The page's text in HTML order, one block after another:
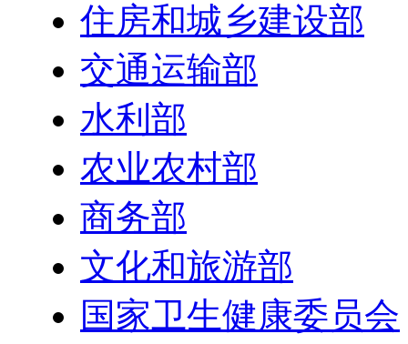
住房和城乡建设部
交通运输部
水利部
农业农村部
商务部
文化和旅游部
国家卫生健康委员会